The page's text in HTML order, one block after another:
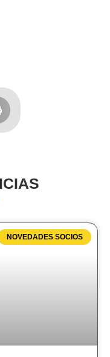
NOVEDADES SOCIOS